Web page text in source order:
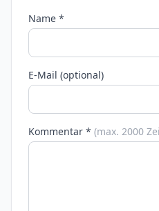
Name *
E-Mail (optional)
Kommentar * (max. 2000